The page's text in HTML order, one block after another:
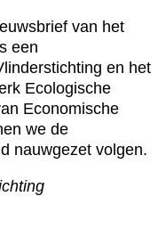
van het
een
en het
Ecologische
Economische
we de
nauwgezet volgen.